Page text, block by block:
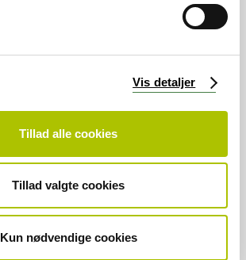
Vis detaljer
Tillad alle cookies
Tillad valgte cookies
Kun nødvendige cookies